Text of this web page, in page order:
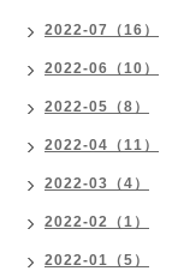
2022-07（16）
2022-06（10）
2022-05（8）
2022-04（11）
2022-03（4）
2022-02（1）
2022-01（5）